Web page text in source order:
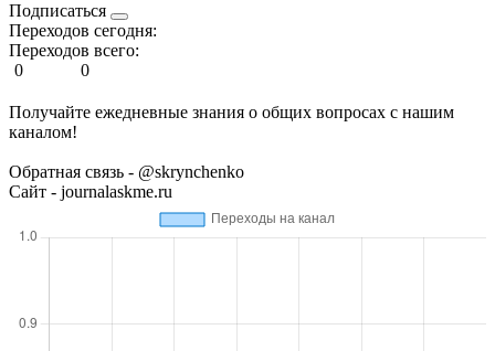
Подписаться
Переходов сегодня:
Переходов всего:
0
0
Получайте ежедневные знания о общих вопросах с нашим
каналом!
Обратная связь - @skrynchenko
Сайт - journalaskme.ru